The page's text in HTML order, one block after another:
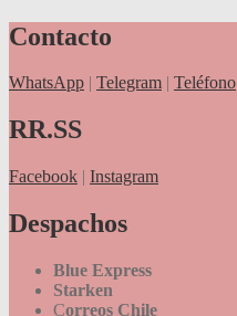
Contacto
WhatsApp | Telegram | Teléfono
RR.SS
Facebook | Instagram
Despachos
Blue Express
Starken
Correos Chile